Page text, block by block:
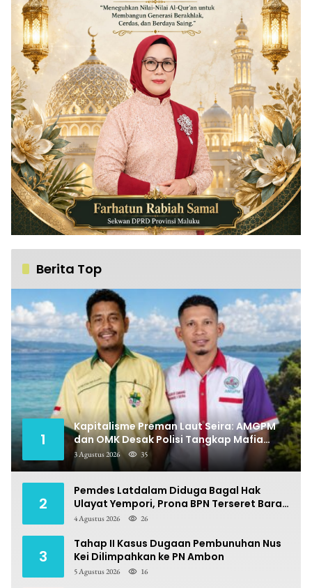
Berita Top
1
Kapitalisme Preman Laut Seira: AMGPM
dan OMK Desak Polisi Tangkap Mafia
Pungli
3 Agustus 2026 35
2
Pemdes Latdalam Diduga Bagal Hak
Ulayat Yempori, Prona BPN Terseret Bara
Sengketa
4 Agustus 2026 26
3
Tahap II Kasus Dugaan Pembunuhan Nus
Kei Dilimpahkan ke PN Ambon
5 Agustus 2026 16